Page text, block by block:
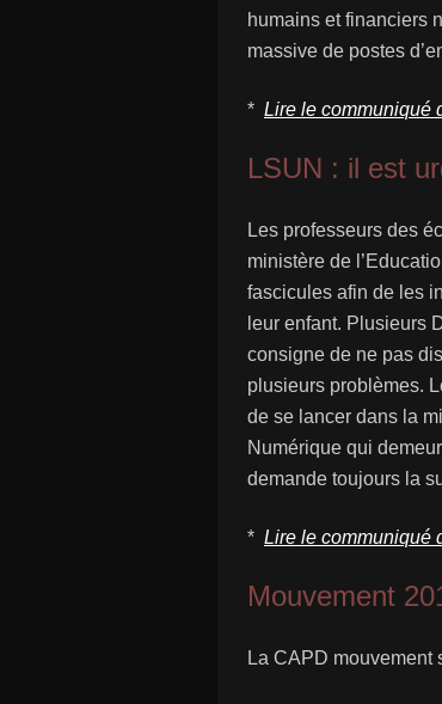
humains et financiers
massive de postes
* Lire le communiqué
LSUN : il est
Les professeurs des
ministère de
fascicules afin de les
leur enfant. Plusieurs
consigne de ne pas
plusieurs problèmes.
de se lancer dans la
Numérique qui
demande toujours la
* Lire le communiqué
Mouvement
La CAPD mouvement